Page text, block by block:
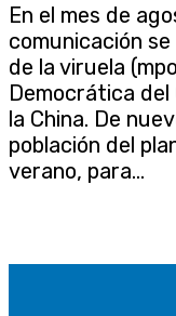
En el mes de
comunicación
de la viruela
Democrática del
la China. De
población del
verano, para...